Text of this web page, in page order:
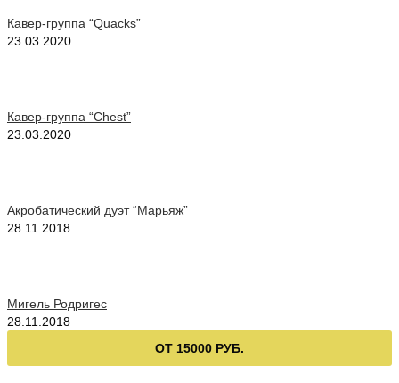
Кавер-группа “Quacks”
23.03.2020
Кавер-группа “Chest”
23.03.2020
Акробатический дуэт “Марьяж”
28.11.2018
Мигель Родригес
28.11.2018
ОТ 15000 РУБ.